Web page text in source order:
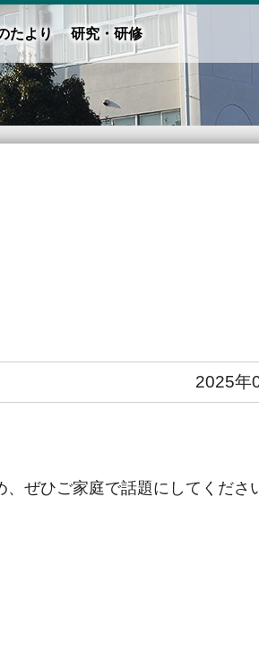
たより 研究・研修
2025年
ぜひご家庭で話題にしてくださ